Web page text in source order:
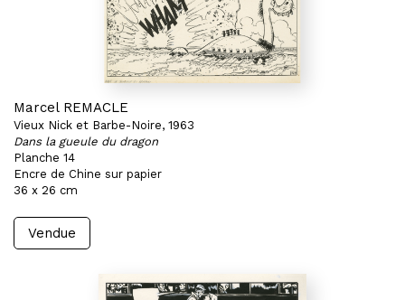
Marcel REMACLE
Vieux Nick et Barbe-Noire, 1963
Dans la gueule du dragon
Planche 14
Encre de Chine sur papier
36 x 26 cm
Vendue